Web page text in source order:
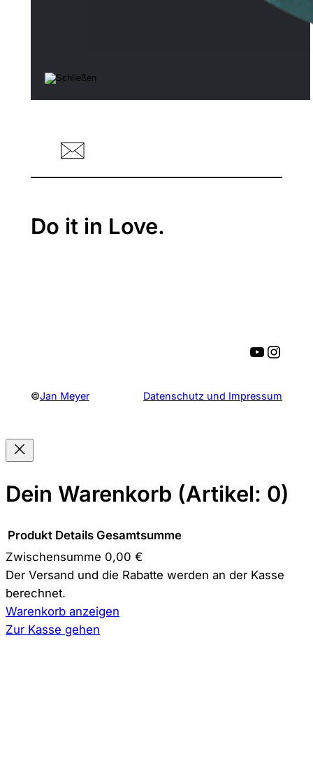
Do it in Love.
YouTube Instagram
©Jan Meyer Datenschutz und Impressum
Dein Warenkorb (Artikel: 0)
Produkte
im
Warenkorb
Produkt Details Gesamtsumme
Zwischensumme 0,00 €
Der Versand und die Rabatte werden an der Kasse
berechnet.
Warenkorb anzeigen
Zur Kasse gehen